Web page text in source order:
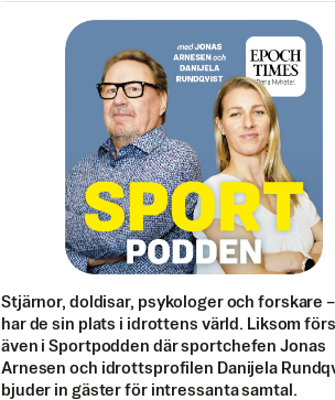
Stjärnor, doldisar, psykologer och forskare
har de sin plats i idrottens värld. Liksom
även i Sportpodden där sportchefen Jonas
Arnesen och idrottsprofilen Danijela
bjuder in gäster för intressanta samtal.